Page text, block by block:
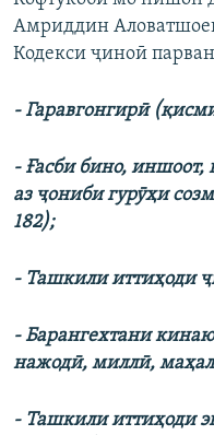
Амриддин
Кодекси ҷиноӣ
- Гаравгонгирӣ
- Ғасби бино, иншоот,
аз ҷониби гурӯҳи
182);
- Ташкили иттиҳоди
- Барангехтани
нажодӣ, миллӣ,
- Ташкили иттиҳоди